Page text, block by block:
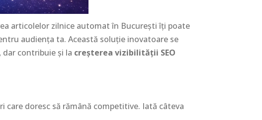
articolelor zilnice automat în București îți poate
audiența ta. Această soluție inovatoare se
contribuie și la creșterea vizibilității SEO
doresc să rămână competitive. Iată câteva